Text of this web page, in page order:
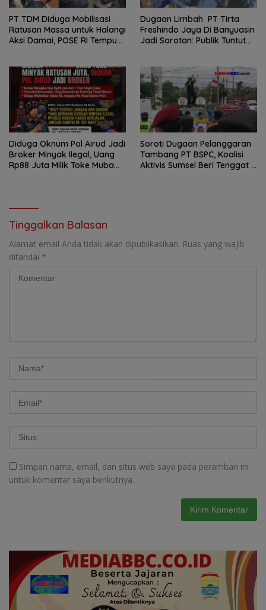
PT TDM Diduga Mobilisasi
Ratusan Massa untuk Halangi
Aksi Damai, POSE RI Tempuh
Dugaan Limbah PT Tirta
Freshindo Jaya Di Banyuasin
Jadi Sorotan: Publik Tuntut
Diduga Oknum Pol Airud Jadi
Broker Minyak Ilegal, Uang
Rp88 Juta Milik Toke Muba
Soroti Dugaan Pelanggaran
Tambang PT BSPC, Koalisi
Aktivis Sumsel Beri Tenggat 1
Tinggalkan Balasan
Alamat email Anda tidak akan dipublikasikan. Ruas yang wajib
ditandai *
Simpan nama, email, dan situs web saya pada peramban ini
untuk komentar saya berikutnya.